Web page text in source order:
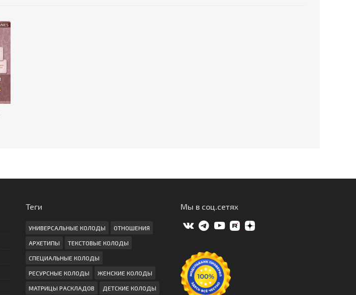
Теги
УНИВЕРСАЛЬНЫЕ КОЛОДЫ ОТНОШЕНИЯ
АРХЕТИПЫ ТЕКСТОВЫЕ КОЛОДЫ
СПЕЦИАЛЬНЫЕ КОЛОДЫ
РЕСУРСНЫЕ КОЛОДЫ ЖЕНСКИЕ КОЛОДЫ
МАТРИЦЫ РАСКЛАДОВ ДЕТСКИЕ КОЛОДЫ
Мы в соц.сетях